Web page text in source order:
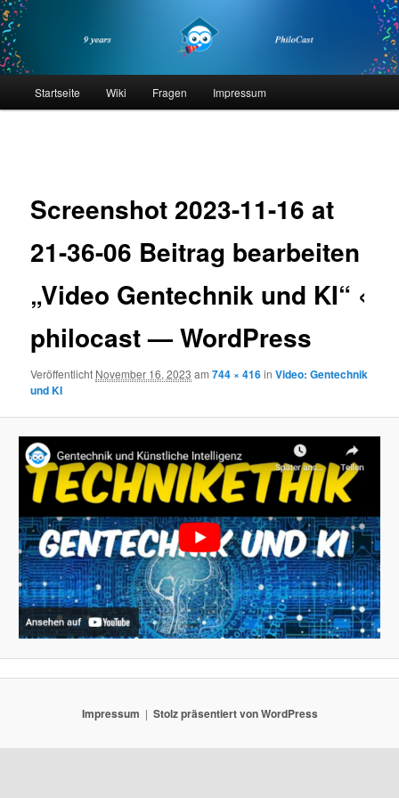
Zum
primären
Inhalt
springenphilocast
Startseite Wiki Fragen Impressum
Screenshot 2023-11-16 at
21-36-06 Beitrag bearbeiten
„Video Gentechnik und KI“ ‹
philocast — WordPress
Veröffentlicht November 16, 2023 am744 × 416inVideo: Gentechnik
und KI
Impressum Stolz präsentiert von WordPress